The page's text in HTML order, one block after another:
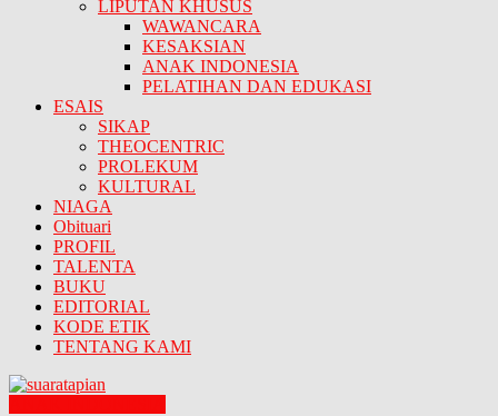
LIPUTAN KHUSUS
WAWANCARA
KESAKSIAN
ANAK INDONESIA
PELATIHAN DAN EDUKASI
ESAIS
SIKAP
THEOCENTRIC
PROLEKUM
KULTURAL
NIAGA
Obituari
PROFIL
TALENTA
BUKU
EDITORIAL
KODE ETIK
TENTANG KAMI